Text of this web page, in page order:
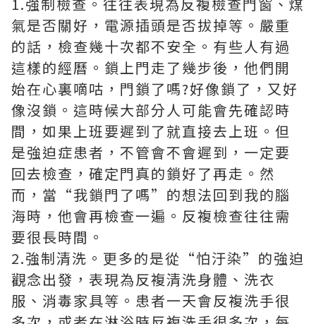
氣是否關好，電源插頭是否拔掉等。嚴重
的話，檢查幾十次都不安全。有些人有過
這樣的經曆。鎖上門走了幾步後，他們開
始在心裏嘀咕，門鎖了嗎?好像鎖了，又好
像沒鎖。這時候大部分人可能會先確認時
間，如果上班要遲到了就直接去上班。但
是強迫症患者，不管會不會遲到，一定要
回去檢查，確定門真的鎖好了再走。然
而，當“我鎖門了嗎”的想法回到我的腦
海時，他會再檢查一遍。反複檢查往往需
要很長時間。
2.強制清洗。更多的是從“怕汙染”的強迫
觀念出發，表現為反複清洗身體、洗衣
服、消毒家具等。患者一天會反複洗手很